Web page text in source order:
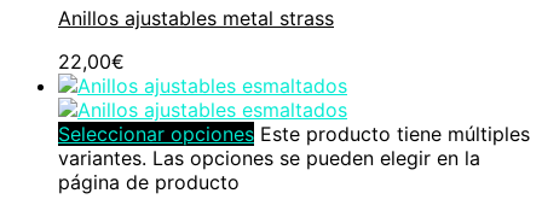
Anillos ajustables metal strass
22,00€
Seleccionar opciones Este producto tiene múltiples
variantes. Las opciones se pueden elegir en la
página de producto